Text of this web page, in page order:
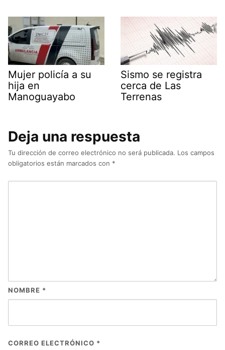
Mujer policía a su
hija en
Manoguayabo
Sismo se registra
cerca de Las
Terrenas
Deja una respuesta
Tu dirección de correo electrónico no será publicada. Los campos
obligatorios están marcados con *
NOMBRE *
CORREO ELECTRÓNICO *